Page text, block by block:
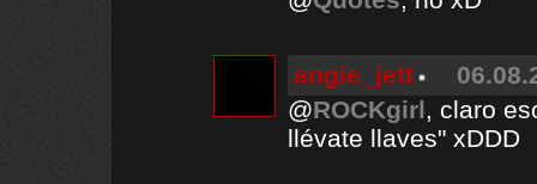
angie_jett
@ROCKgirl, claro
llévate llaves" xDDD